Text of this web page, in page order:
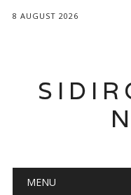
8 AUGUST 2026
Main menu
MENU